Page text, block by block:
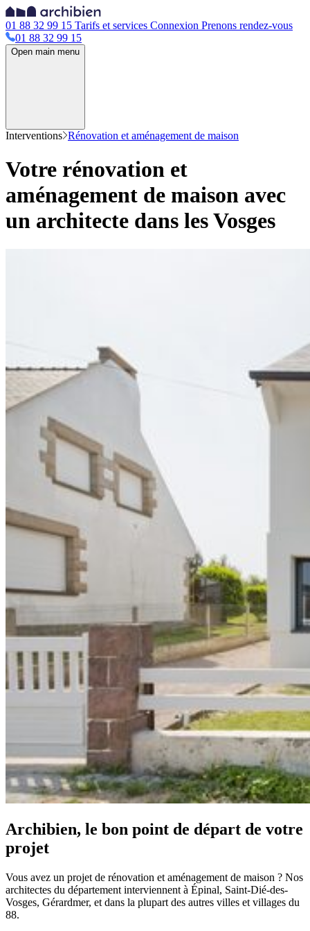
01 88 32 99 15 Tarifs et services Connexion Prenons rendez-vous
01 88 32 99 15
Open main menu
Interventions Rénovation et aménagement de maison
Votre rénovation et
aménagement de maison avec
un architecte dans les Vosges
Archibien, le bon point de départ de votre
projet
Vous avez un projet de rénovation et aménagement de maison ? Nos
architectes du département interviennent à Épinal, Saint-Dié-des-
Vosges, Gérardmer, et dans la plupart des autres villes et villages du
88.